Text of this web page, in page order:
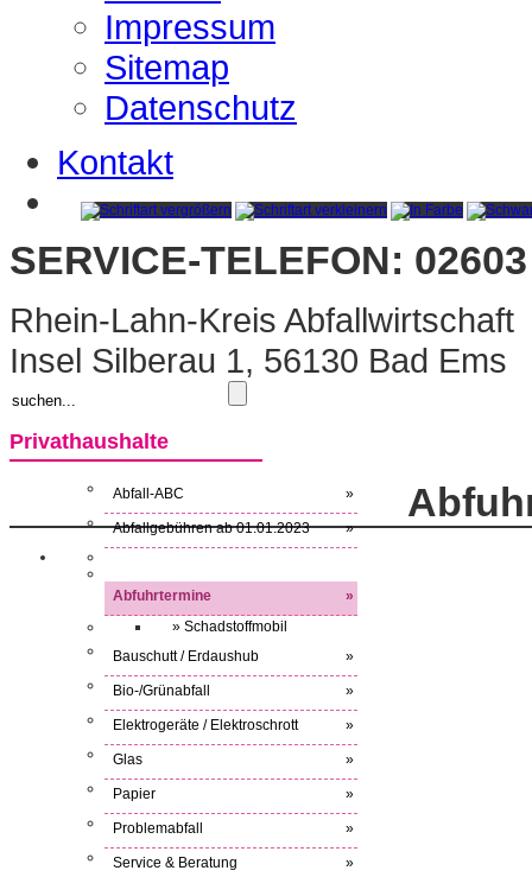
Impressum
Sitemap
Datenschutz
Kontakt
SERVICE-TELEFON:
Rhein-Lahn-Kreis Abfallwirtschaft
Insel Silberau 1, 56130 Bad Ems
Privathaushalte
Abfall-ABC »
Abfallgebühren ab 01.01.2023 »
Abfuhrtermine
»
» Schadstoffmobil
Bauschutt / Erdaushub
»
Bio-/Grünabfall »
Elektrogeräte / Elektroschrott »
Glas »
Papier »
Problemabfall »
Service & Beratung »